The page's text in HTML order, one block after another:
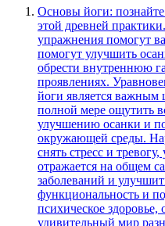
Основы йоги: познайте ее фундаментальные принципы и преимущества Погружаясь в изучение йоги, важно понять ее основы и фундаментальные принципы, которые лежат в основе этой древней практики. Понимание основ поможет вам глубже и более осознанно испытывать все преимущества этой дисциплины. Дыхание: центральный элемент йоги, дыхательные упражнения помогут вам развить концентрацию, снять стресс и повысить энергию. Асаны: Физические позы в йоге, позволят вам развить гибкость, силу и координацию, а также помогут улучшить осанку и общую физическую форму. Медитация: йога также включает практику медитации, которая помогает улучшить психическое благополучие, снизить стресс и обрести внутреннюю гармонию. Этика: в йоге также очень важна этика, которая включает в себя понимание сострадания, уважение к себе и окружающим, а также ненасилие во всех его проявлениях. Уравновешенное питание: учение йоги подчеркивает важность здорового питания и правильного питания, чтобы обеспечить гармонию тела и разума. Изучение основ йоги является важным шагом для тех, кто только начинает свой путь в этой практике. Благодаря этому знанию, вы сможете строить свою йогическую практику на прочной основе и в полной мере ощутить все ее благотворные